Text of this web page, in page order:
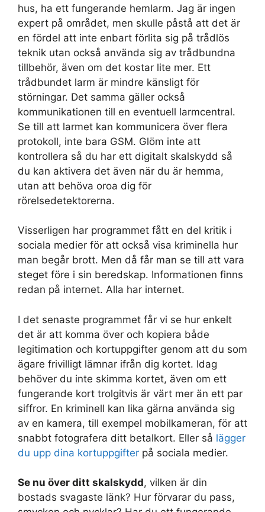
hus, ha ett fungerande hemlarm. Jag är ingen
expert på området, men skulle påstå att det är
en fördel att inte enbart förlita sig på trådlös
teknik utan också använda sig av trådbundna
tillbehör, även om det kostar lite mer. Ett
trådbundet larm är mindre känsligt för
störningar. Det samma gäller också
kommunikationen till en eventuell larmcentral.
Se till att larmet kan kommunicera över flera
protokoll, inte bara GSM. Glöm inte att
kontrollera så du har ett digitalt skalskydd så
du kan aktivera det även när du är hemma,
utan att behöva oroa dig för
rörelsedetektorerna.
Visserligen har programmet fått en del kritik i
sociala medier för att också visa kriminella hur
man begår brott. Men då får man se till att vara
steget före i sin beredskap. Informationen finns
redan på internet. Alla har internet.
I det senaste programmet får vi se hur enkelt
det är att komma över och kopiera både
legitimation och kortuppgifter genom att du som
ägare frivilligt lämnar ifrån dig kortet. Idag
behöver du inte skimma kortet, även om ett
fungerande kort trolgitvis är värt mer än ett par
siffror. En kriminell kan lika gärna använda sig
av en kamera, till exempel mobilkameran, för att
snabbt fotografera ditt betalkort. Eller så lägger
du upp dina kortuppgifter på sociala medier.
Se nu över ditt skalskydd, vilken är din
bostads svagaste länk? Hur förvarar du pass,